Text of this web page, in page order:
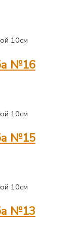
10см
№16
10см
№15
10см
№13